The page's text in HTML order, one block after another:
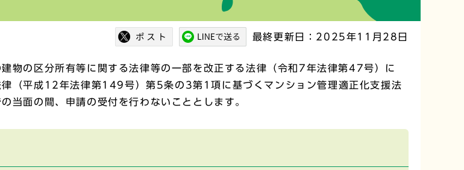
最終更新日：2025年11月28日
物の区分所有等に関する法律等の一部を改正する法律（令和7年法律第47号）に
（平成12年法律第149号）第5条の3第1項に基づくマンション管理適正化支援法
当面の間、申請の受付を行わないこととします。